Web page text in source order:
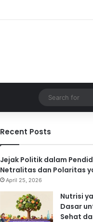
Recent Posts
Jejak Politik dalam
Netralitas dan Polaritas
April 25, 2026
Nutrisi
Dasar
Sehat